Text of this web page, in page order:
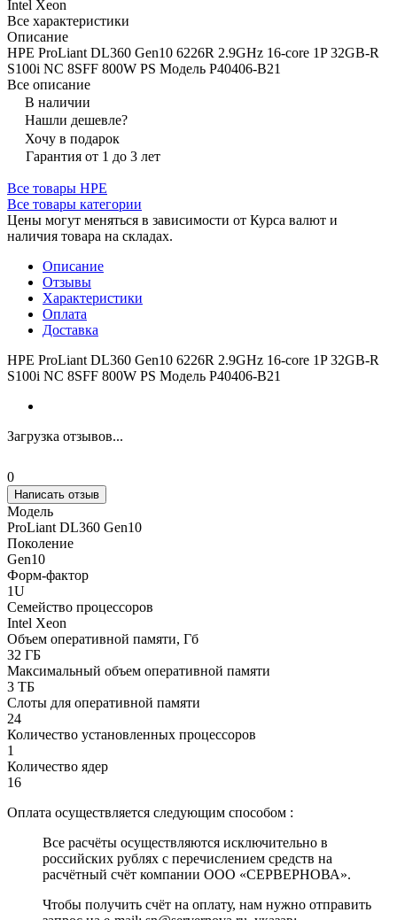
Intel Xeon
Все характеристики
Описание
HPE ProLiant DL360 Gen10 6226R 2.9GHz 16-core 1P 32GB-R
S100i NC 8SFF 800W PS Модель P40406-B21
Все описание
В наличии
Нашли дешевле?
Хочу в подарок
Гарантия от 1 до 3 лет
Все товары HPE
Все товары категории
Цены могут меняться в зависимости от Курса валют и
наличия товара на складах.
Описание
Отзывы
Характеристики
Оплата
Доставка
HPE ProLiant DL360 Gen10 6226R 2.9GHz 16-core 1P 32GB-R
S100i NC 8SFF 800W PS Модель P40406-B21
Загрузка отзывов...
0
Написать отзыв
Модель
ProLiant DL360 Gen10
Поколение
Gen10
Форм-фактор
1U
Семейство процессоров
Intel Xeon
Объем оперативной памяти, Гб
32 ГБ
Максимальный объем оперативной памяти
3 ТБ
Слоты для оперативной памяти
24
Количество установленных процессоров
1
Количество ядер
16
Оплата осуществляется следующим способом :
Все расчёты осуществляются исключительно в
российских рублях с перечислением средств на
расчётный счёт компании ООО «СЕРВЕРНОВА».
Чтобы получить счёт на оплату, нам нужно отправить